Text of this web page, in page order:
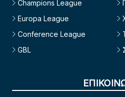
Champions League
Europa League
Conference League
GBL